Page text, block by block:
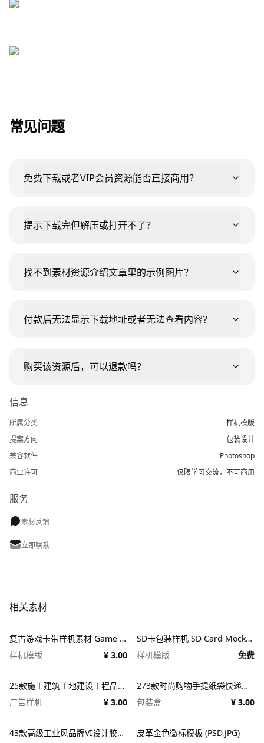
常见问题
免费下载或者VIP会员资源能否直接商用？
提示下载完但解压或打开不了？
找不到素材资源介绍文章里的示例图片？
付款后无法显示下载地址或者无法查看内容？
购买该资源后，可以退款吗？
信息
所属分类
样机模版
提案方向
包装设计
兼容软件
Photoshop
商业许可
仅限学习交流，不可商用
服务
素材反馈
立即联系
相关素材
复古游戏卡带样机素材 Game Cartridge Mockup Bundle Retro
样机模版
¥ 3.00
SD卡包装样机 SD Card Mockup
样机模版
免费
25款施工建筑工地建设工程品牌VI应用设计ps样机素材展示效果图 25x Construction Mockup Bundle Vol.02
广告样机
¥ 3.00
273款时尚购物手提纸袋快递气泡塑料袋纸箱设计贴图PSD样机 Printhouse Mockups Bundle v.1
包装盒
¥ 3.00
43款高级工业风品牌VI设计胶带包装纸盒名片信纸信封展示效果图PSD样机 Duct tape &#038; Box mockups
皮革金色徽标模板 (PSD,JPG)